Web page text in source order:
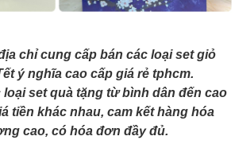
chỉ cung cấp bán các loại set giỏ
ý nghĩa cao cấp giá rẻ tphcm.
set quà tặng từ bình dân đến cao
tiền khác nhau, cam kết hàng hóa
cao, có hóa đơn đầy đủ.